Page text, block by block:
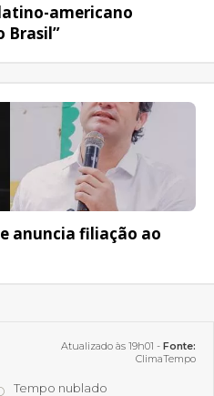
americano
Brasil”
anuncia filiação ao
Atualizado às 19h01 - Fonte:
ClimaTempo
Tempo nublado